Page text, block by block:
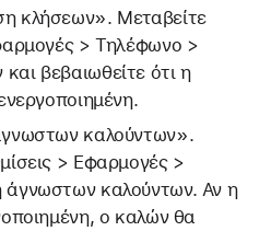
κλήσεων». Μεταβείτε
> Τηλέφωνο >
βεβαιωθείτε ότι η
καλούντων».
> Εφαρμογές >
καλούντων. Αν η
ο καλών θα